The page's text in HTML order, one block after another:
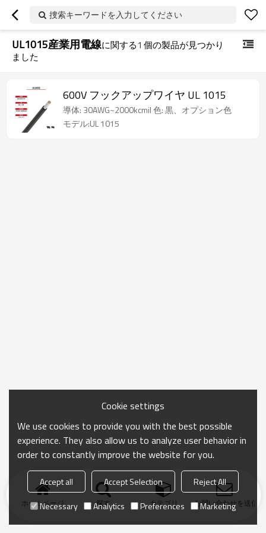
捜索キーワードを入力してください
UL1015産業用電線に関する1 個の製品が見つかり
ました
600V フックアップワイヤ UL 1015
導体: 30AWG~2000kcmil 色: 黒、オプション色
モデル:UL 1015
ホームページ 探す カテゴリ お問い合わせを送信
Cookie settings
We use cookies to provide you with the best possible
experience. They also allow us to analyze user behavior in
order to constantly improve the website for you.
Accept all Accept Selection
Reject All
Necessary
Analytics Preferences Marketing